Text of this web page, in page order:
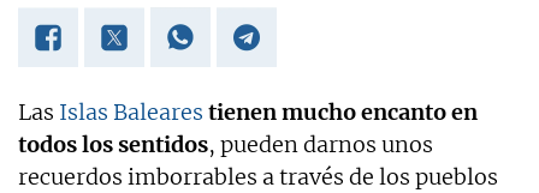
Las Islas Baleares tienen mucho encanto en
todos los sentidos, pueden darnos unos
recuerdos imborrables a través de los pueblos